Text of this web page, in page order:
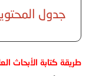
جدول
طريقة كتابة الأبحاث